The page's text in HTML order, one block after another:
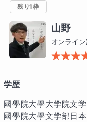
残り1枠
山野
オンライ
学歴
國學院大學大学院文
國學院大學文学部日